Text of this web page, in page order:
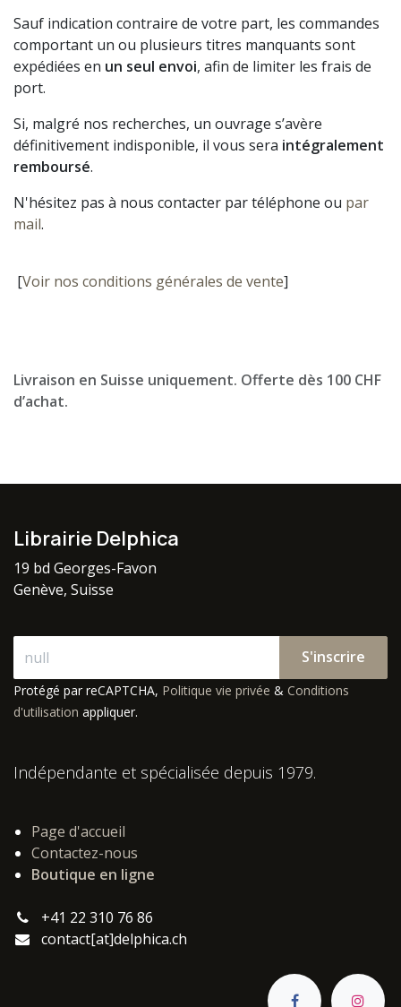
Sauf indication contraire de votre part, les commandes
comportant un ou plusieurs titres manquants sont
expédiées en un seul envoi, afin de limiter les frais de
port.
Si, malgré nos recherches, un ouvrage s’avère
définitivement indisponible, il vous sera intégralement
remboursé.
N'hésitez pas à nous contacter par téléphone ou par
mail.
[Voir nos conditions générales de vente]
Livraison en Suisse uniquement. Offerte dès 100 CHF
d’achat.
Librairie Delphica
19 bd Georges-Favon
Genève, Suisse
S'inscrire
Protégé par reCAPTCHA, Politique vie privée & Conditions
d'utilisation appliquer.
Indépendante et spécialisée depuis 1979.
Page d'accueil
Contactez-nous
Boutique en ligne
+41 22 310 76 86
contact[at]delphica.ch